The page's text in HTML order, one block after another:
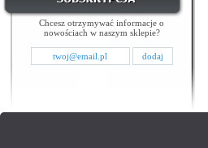
Chcesz otrzymywać informacje o
nowościach w naszym sklepie?